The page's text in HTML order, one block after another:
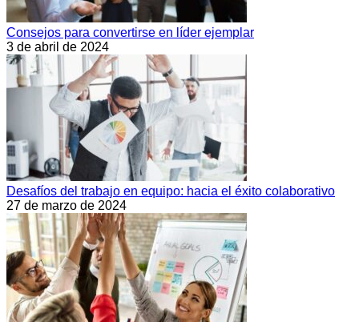
Consejos para convertirse en líder ejemplar
3 de abril de 2024
Desafíos del trabajo en equipo: hacia el éxito colaborativo
27 de marzo de 2024